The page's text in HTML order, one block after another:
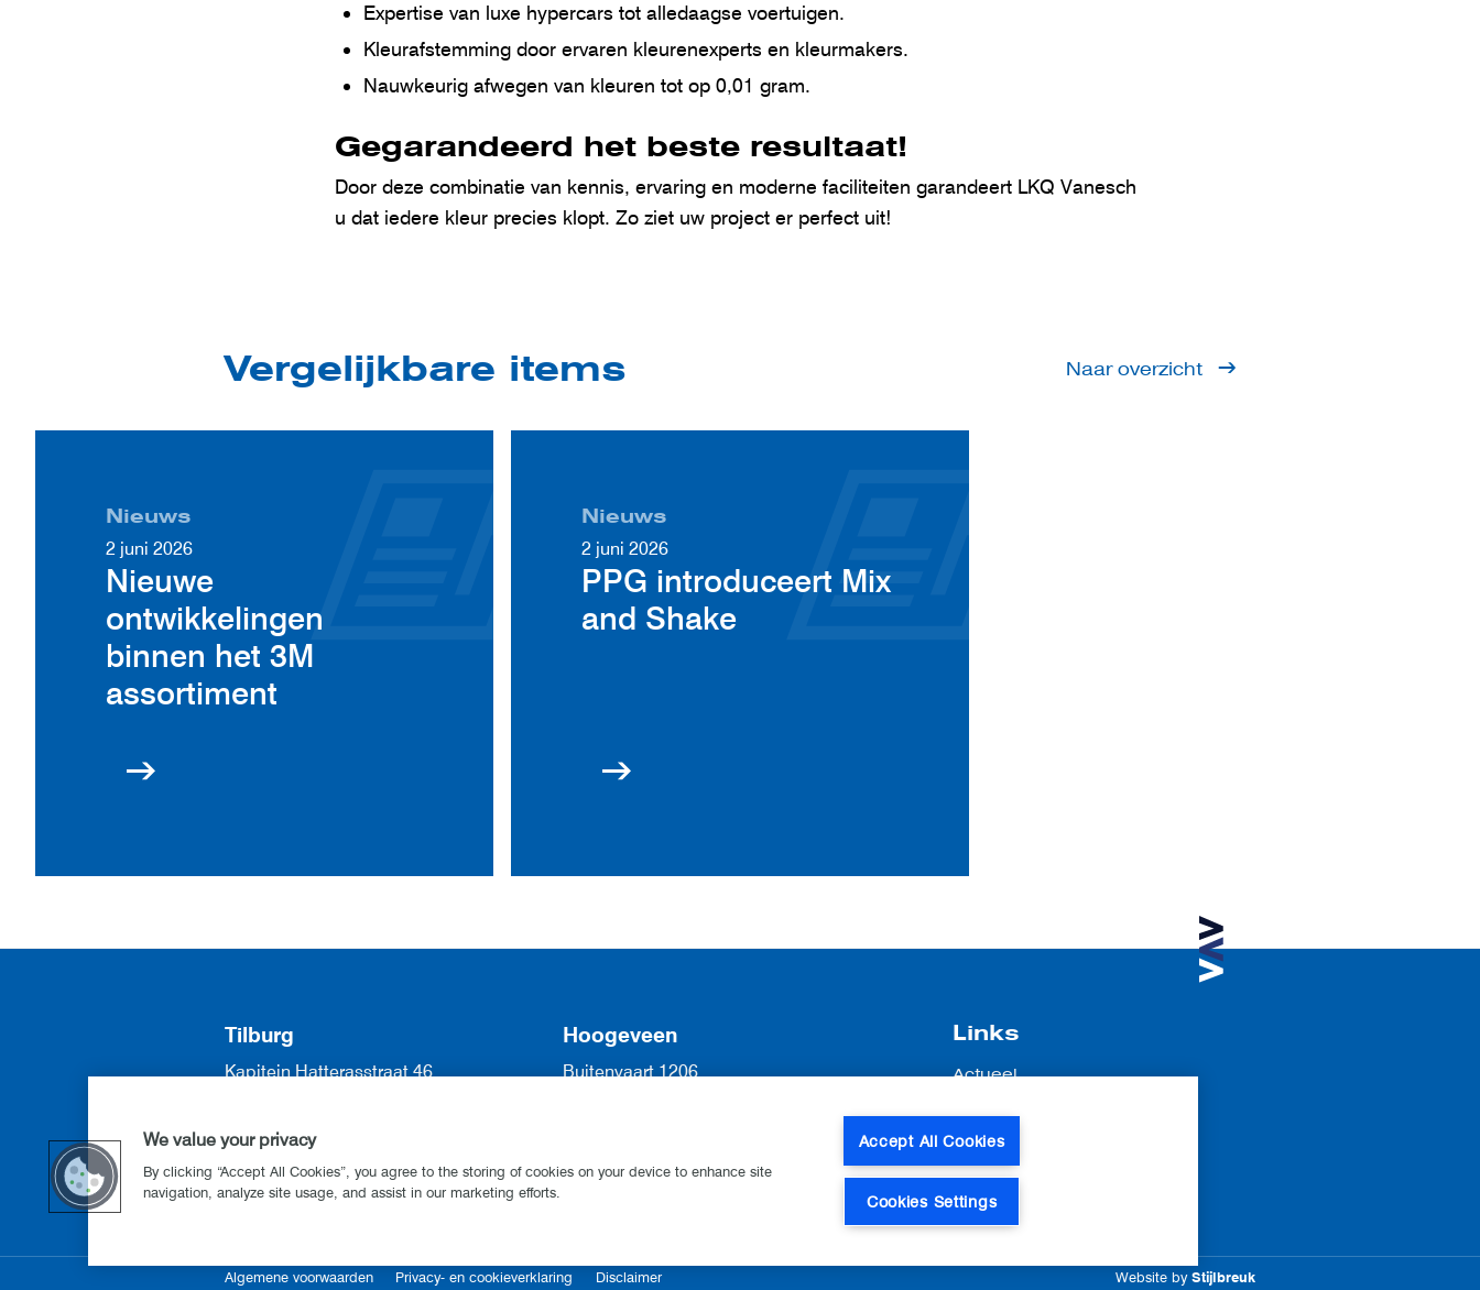
Expertise van luxe hypercars tot alledaagse voertuigen.
Kleurafstemming door ervaren kleurenexperts en kleurmakers.
Nauwkeurig afwegen van kleuren tot op 0,01 gram.
Gegarandeerd het beste resultaat!
Door deze combinatie van kennis, ervaring en moderne faciliteiten garandeert LKQ Vanesch
u dat iedere kleur precies klopt. Zo ziet uw project er perfect uit!
Vergelijkbare items Naar overzicht
Nieuws
2 juni 2026
Nieuwe
ontwikkelingen
binnen het 3M
assortiment
Nieuws
2 juni 2026
PPG introduceert Mix
and Shake
Tilburg
Kapitein Hatterasstraat 46
013 571 57 70
info@lkqvanesch.nl
Hoogeveen
Buitenvaart 1206
hoogeveen@lkqvanesch.nl
Links
Actueel
Over ons
Contact
Algemene voorwaarden Privacy- en cookieverklaring Disclaimer Website by Stijlbreuk
We value your privacy
By clicking “Accept All Cookies”, you agree to the storing of cookies on your device to enhance site
navigation, analyze site usage, and assist in our marketing efforts.
Accept All Cookies
Cookies Settings